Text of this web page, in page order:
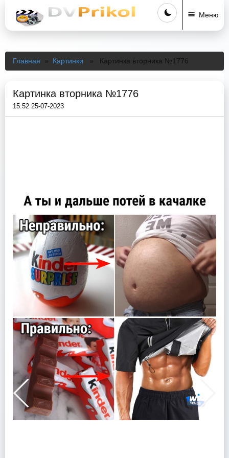
Меню
Главная » Картинки » Картинка вторника №1776
Картинка вторника №1776
15:52 25-07-2023